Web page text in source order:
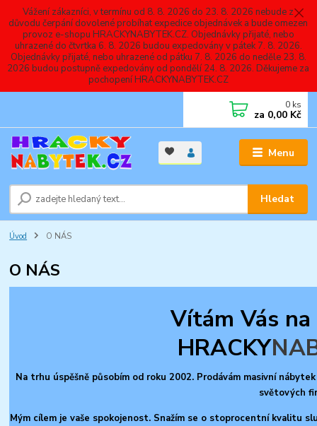
Vážení zákazníci, v termínu od 8. 8. 2026 do 23. 8. 2026 nebude z
důvodu čerpání dovolené probíhat expedice objednávek a bude omezen
provoz e-shopu HRACKYNABYTEK.CZ. Objednávky přijaté, nebo
uhrazené do čtvrtka 6. 8. 2026 budou expedovány v pátek 7. 8. 2026.
Objednávky přijaté, nebo uhrazené od pátku 7. 8. 2026 do neděle 23. 8.
2026 budou postupně expedovány od pondělí 24. 8. 2026. Děkujeme za
pochopení HRACKYNABYTEK.CZ
Menu
Hledat
0 ks
za 0,00 Kč
Úvod O NÁS
O NÁS
Vítám Vás
HRACKY
Na trhu úspěšně působím od roku 2002. Prodávám masivní
světových
Mým cílem je vaše spokojenost. Snažím se o stoprocentní kvalitu